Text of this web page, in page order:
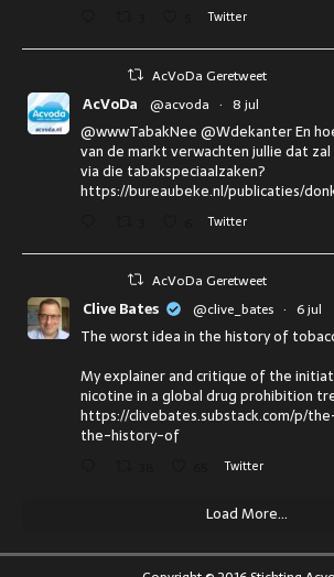
Twitter
AcVoDa Geretweet
AcVoDa @acvoda · 8 jul
@wwwTabakNee @Wdekanter En
van de markt verwachten jullie dat
via die tabakspeciaalzaken?
https://bureaubeke.nl/publicaties/
Twitter
AcVoDa Geretweet
Clive Bates @clive_bates · 6 jul
The worst idea in the history of
My explainer and critique of the
nicotine in a global drug prohibition
https://clivebates.substack.com/p/
the-history-of
Twitter
Load More...